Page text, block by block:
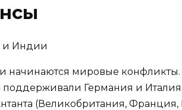
и начинаются мировые
Германия и
(Великобритания, Франция,